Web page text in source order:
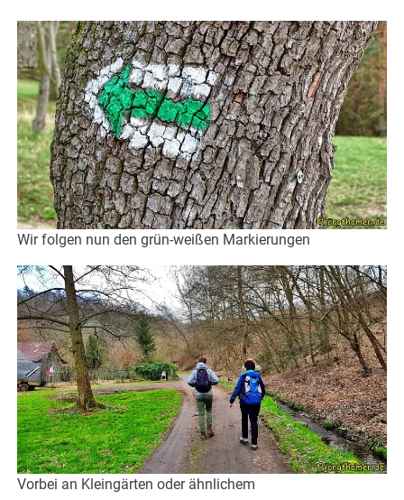
Wir folgen nun den grün-weißen Markierungen
Vorbei an Kleingärten oder ähnlichem